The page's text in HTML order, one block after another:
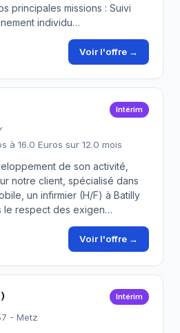
principales missions : Suivi
individu…
Voir l'offre →
Intérim
à 16.0 Euros sur 12.0 mois
de son activité,
notre client, spécialisé dans
un infirmier (H/F) à Batilly
le respect des exigen…
Voir l'offre →
Intérim
- Metz